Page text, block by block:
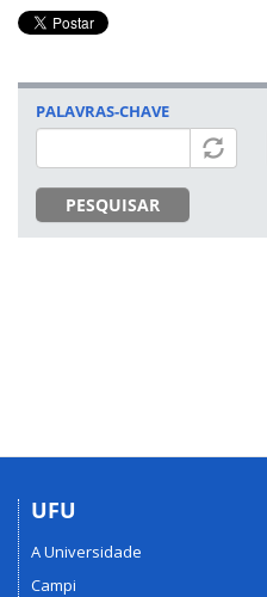
PALAVRAS-CHAVE
PESQUISAR
UFU
A Universidade
Campi